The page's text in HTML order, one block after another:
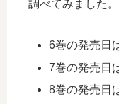
調べてみました。
6巻の発売日
7巻の発売日
8巻の発売日